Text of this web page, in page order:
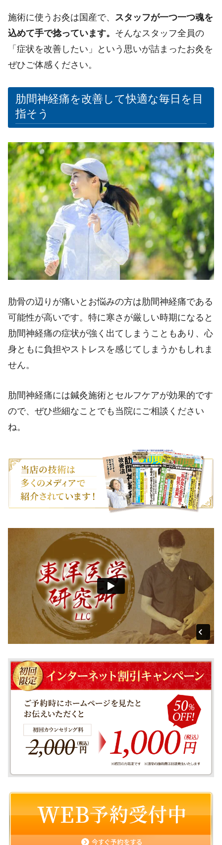
施術に使うお灸は国産で、 スタッフが一つ一つ魂を
込めて手で捻っています。 そんなスタッフ全員の
「症状を改善したい」という思いが詰まったお灸を
ぜひご体感ください。
肋間神経痛を改善して快適な毎日を目
指そう
肋骨の辺りが痛いとお悩みの方は肋間神経痛である
可能性が高いです。特に寒さが厳しい時期になると
肋間神経痛の症状が強く出てしまうこともあり、心
身ともに負担やストレスを感じてしまうかもしれま
せん。
肋間神経痛には鍼灸施術とセルフケアが効果的です
ので、ぜひ些細なことでも当院にご相談ください
ね。